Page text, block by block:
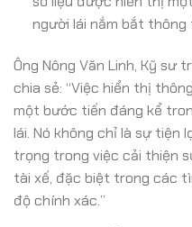
người lái nắm bắt thông
Ông Nông Văn Linh, Kỹ sư
chia sẻ: “Việc hiển thị
một bước tiến đáng kể
lái. Nó không chỉ là sự tiện
trọng trong việc cải thiện
tài xế, đặc biệt trong các
độ chính xác.”